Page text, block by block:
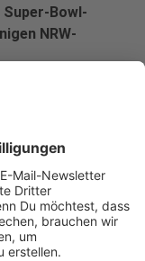
Bowl-
NRW-
vor allem,
Deutschland